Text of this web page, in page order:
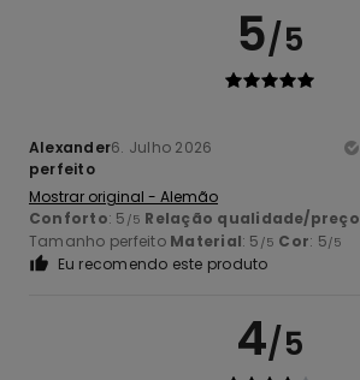
5/5
Alexander6. Julho 2026
perfeito
Mostrar original - Alemão
Conforto: 5 /5 Relação qualidade/preço
Tamanho perfeito Material: 5 /5 Cor: 5/5
Eu recomendo este produto
4/5